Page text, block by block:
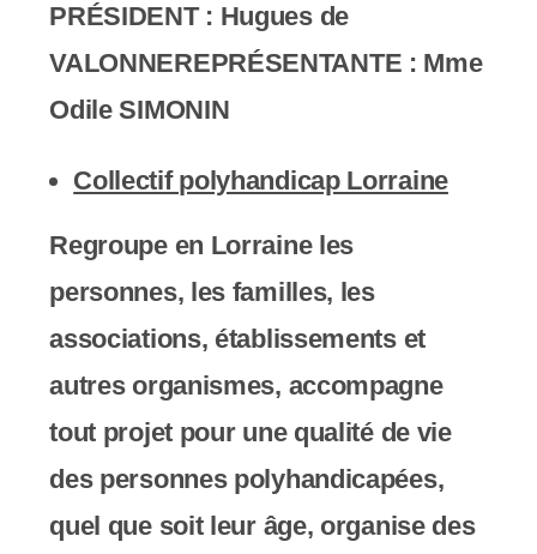
PRÉSIDENT : Hugues de
VALONNEREPRÉSENTANTE : Mme
Odile SIMONIN
Collectif polyhandicap Lorraine
Regroupe en Lorraine les
personnes, les familles, les
associations, établissements et
autres organismes, accompagne
tout projet pour une qualité de vie
des personnes polyhandicapées,
quel que soit leur âge, organise des